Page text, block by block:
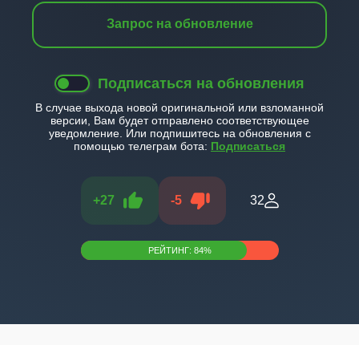
Запрос на обновление
Подписаться на обновления
В случае выхода новой оригинальной или взломанной
версии, Вам будет отправлено соответствующее
уведомление. Или подпишитесь на обновления с
помощью телеграм бота: Подписаться
+27 -5 32
РЕЙТИНГ: 84%